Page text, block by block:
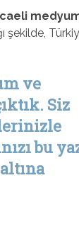
şekilde,
ve
Siz
bu